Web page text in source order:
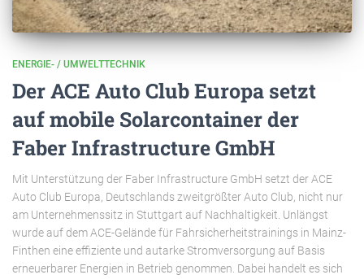
ENERGIE- / UMWELTTECHNIK
Der ACE Auto Club Europa setzt
auf mobile Solarcontainer der
Faber Infrastructure GmbH
Mit Unterstützung der Faber Infrastructure GmbH setzt der ACE
Auto Club Europa, Deutschlands zweitgrößter Auto Club, nicht nur
am Unternehmenssitz in Stuttgart auf Nachhaltigkeit. Unlängst
wurde auf dem ACE-Gelände für Fahrsicherheitstrainings in Mainz-
Finthen eine effiziente und autarke Stromversorgung auf Basis
erneuerbarer Energien in Betrieb genommen. Dabei handelt es sich